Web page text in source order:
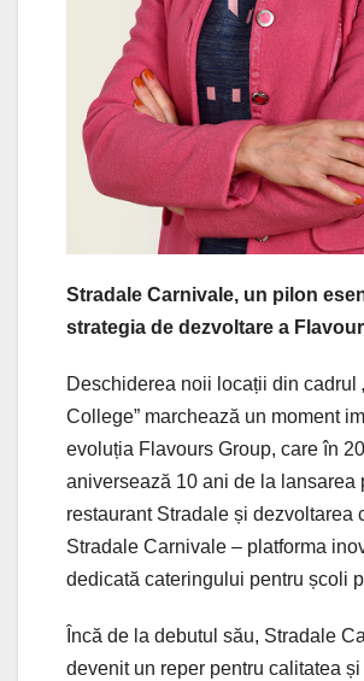
Stradale Carnivale, un pilon
strategia de dezvoltare a
Deschiderea noii locații din cadrul
College” marchează un moment
evoluția Flavours Group, care în
aniversează 10 ani de la lansarea
restaurant Stradale și dezvoltarea
Stradale Carnivale – platforma
dedicată cateringului pentru școli
Încă de la debutul său, Stradale
devenit un reper pentru calitatea